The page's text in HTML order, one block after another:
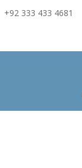
+92 333 433 4681